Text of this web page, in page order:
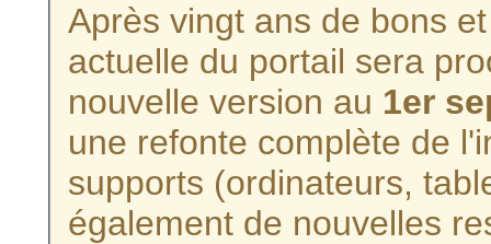
Après vingt ans de bons
actuelle du portail sera
nouvelle version au 1er
une refonte complète de
supports (ordinateurs,
également de nouvelles